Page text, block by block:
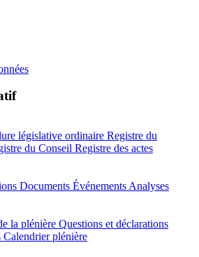
législative ordinaire Registre du
du Conseil Registre des actes
Documents Événements Analyses
la plénière Questions et déclarations
Calendrier plénière